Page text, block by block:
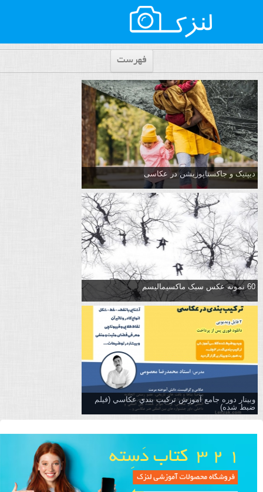
فهرست
دیپتیک و جاکستا‌پوزیشن در عکاسی
60 نمونه عکس سبک ماکسیمالیسم
وبینار دوره جامع آموزش تركيب بندي عكاسي (فیلم
ضبط شده)